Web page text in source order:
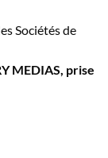
Sociétés de
MEDIAS, prise